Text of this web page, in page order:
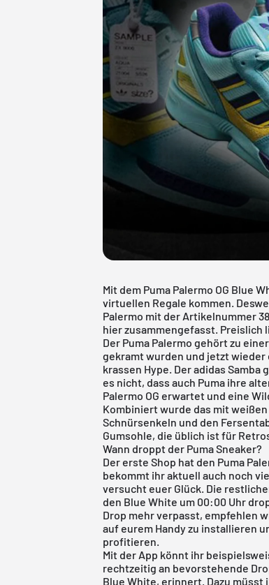
Mit dem Puma Palermo OG Blue
virtuellen Regale kommen.
Palermo mit der Artikelnummer
hier zusammengefasst. Preislich
Der Puma Palermo gehört zu
gekramt wurden und jetzt
krassen Hype. Der adidas
es nicht, dass auch Puma ihre
Palermo OG erwartet und eine
Kombiniert wurde das mit
Schnürsenkeln und den
Gumsohle, die üblich ist für
Wann droppt der Puma Sneaker?
Der erste Shop hat den Puma
bekommt ihr aktuell auch noch
versucht euer Glück. Die
den Blue White um 00:00 Uhr
Drop mehr verpasst, empfehlen
auf eurem Handy zu installieren
profitieren.
Mit der App könnt ihr
rechtzeitig an bevorstehende
Blue White, erinnert. Dazu